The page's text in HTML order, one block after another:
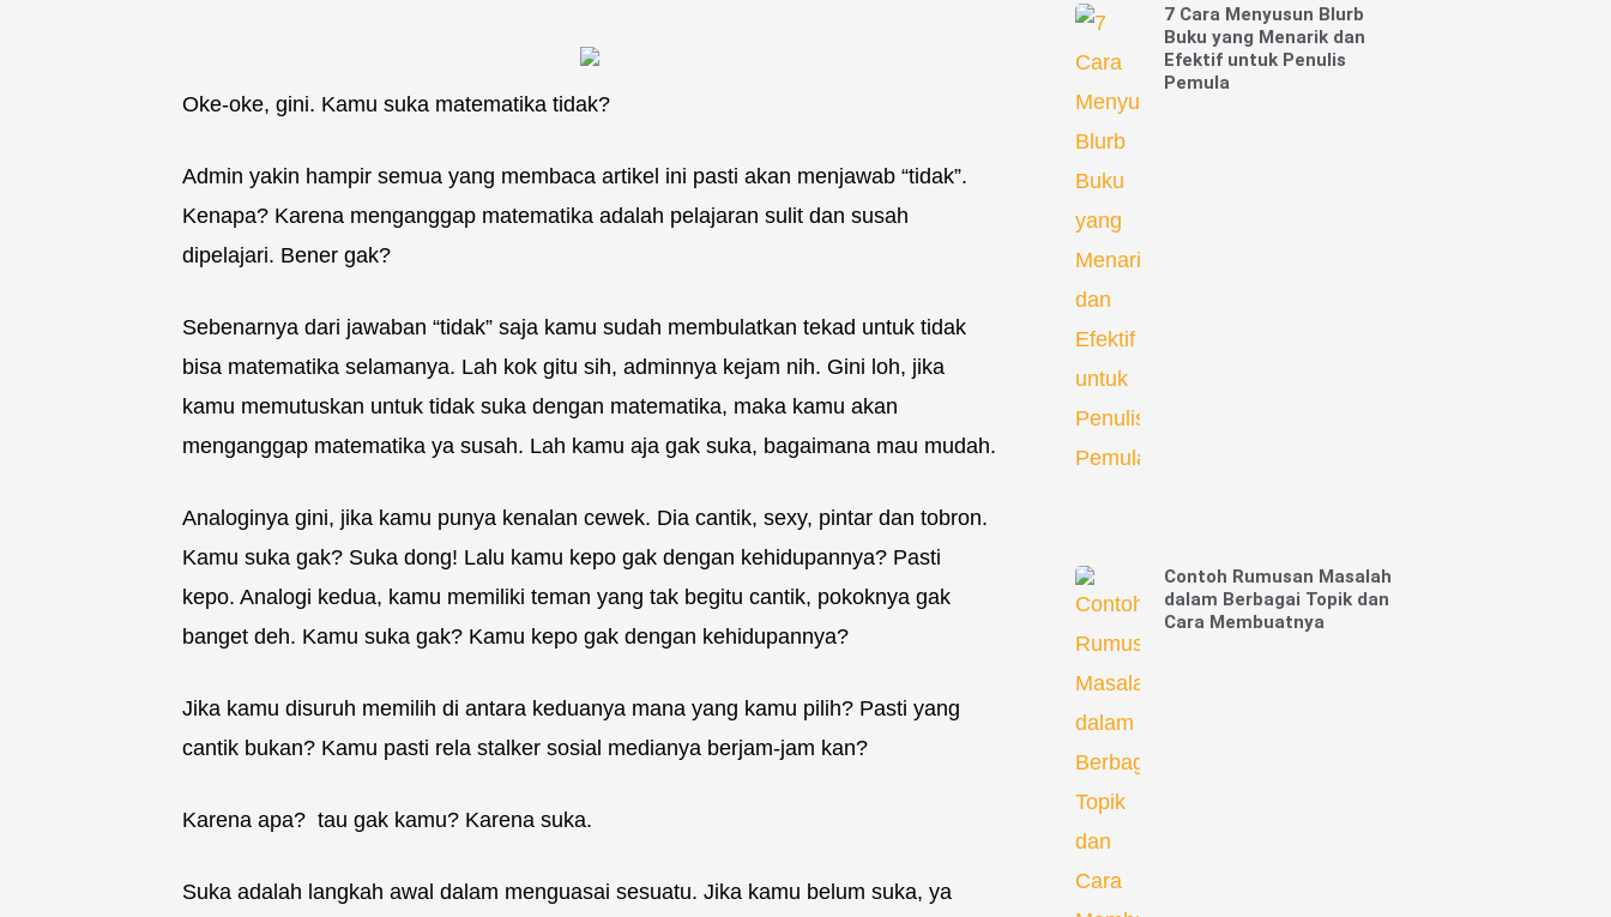
Oke-oke, gini. Kamu suka matematika tidak?
Admin yakin hampir semua yang membaca artikel ini pasti akan menjawab “tidak”.
Kenapa? Karena menganggap matematika adalah pelajaran sulit dan susah
dipelajari. Bener gak?
Sebenarnya dari jawaban “tidak” saja kamu sudah membulatkan tekad untuk tidak
bisa matematika selamanya. Lah kok gitu sih, adminnya kejam nih. Gini loh, jika
kamu memutuskan untuk tidak suka dengan matematika, maka kamu akan
menganggap matematika ya susah. Lah kamu aja gak suka, bagaimana mau mudah.
Analoginya gini, jika kamu punya kenalan cewek. Dia cantik, sexy, pintar dan tobron.
Kamu suka gak? Suka dong! Lalu kamu kepo gak dengan kehidupannya? Pasti
kepo. Analogi kedua, kamu memiliki teman yang tak begitu cantik, pokoknya gak
banget deh. Kamu suka gak? Kamu kepo gak dengan kehidupannya?
Jika kamu disuruh memilih di antara keduanya mana yang kamu pilih? Pasti yang
cantik bukan? Kamu pasti rela stalker sosial medianya berjam-jam kan?
Karena apa? tau gak kamu? Karena suka.
Suka adalah langkah awal dalam menguasai sesuatu. Jika kamu belum suka, ya
7 Cara Menyusun Blurb
Buku yang Menarik dan
Efektif untuk Penulis
Pemula
Contoh Rumusan Masalah
dalam Berbagai Topik dan
Cara Membuatnya